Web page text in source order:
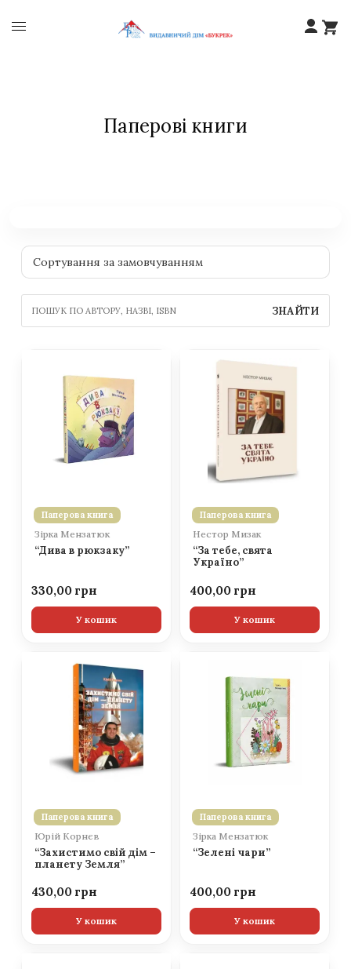
Паперові книги
ЗНАЙТИ
Паперова книга
Зірка Мензатюк
“Дива в рюкзаку”
330,00
У кошик
Паперова книга
Нестор Мизак
“За тебе, свята
Україно”
400,00
У кошик
Паперова книга
Юрій Корнєв
“Захистимо свій дім –
планету Земля”
430,00
У кошик
Паперова книга
Зірка Мензатюк
“Зелені чари”
400,00
У кошик